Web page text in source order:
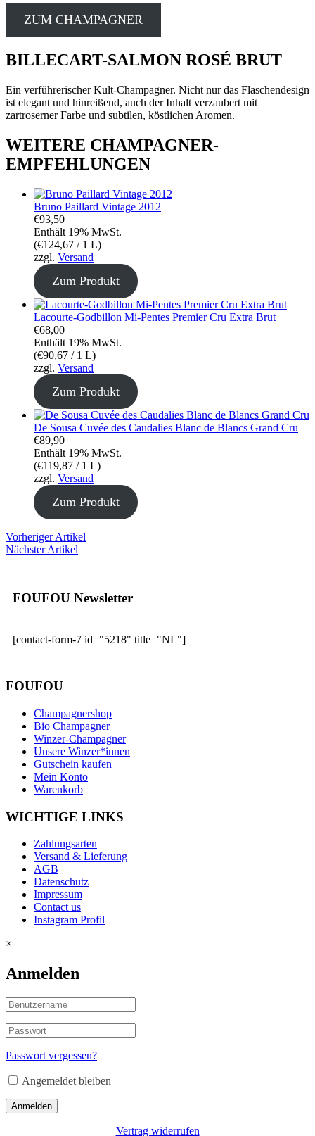
ZUM CHAMPAGNER
BILLECART-SALMON ROSÉ BRUT
Ein verführerischer Kult-Champagner. Nicht nur das Flaschendesign
ist elegant und hinreißend, auch der Inhalt verzaubert mit
zartroserner Farbe und subtilen, köstlichen Aromen.
WEITERE CHAMPAGNER-
EMPFEHLUNGEN
Bruno Paillard Vintage 2012
€93,50
Enthält 19% MwSt.
(€124,67 / 1 L)
zzgl. Versand
Zum Produkt
Lacourte-Godbillon Mi-Pentes Premier Cru Extra Brut
€68,00
Enthält 19% MwSt.
(€90,67 / 1 L)
zzgl. Versand
Zum Produkt
De Sousa Cuvée des Caudalies Blanc de Blancs Grand Cru
€89,90
Enthält 19% MwSt.
(€119,87 / 1 L)
zzgl. Versand
Zum Produkt
Vorheriger Artikel
Nächster Artikel
FOUFOU Newsletter
[contact-form-7 id="5218" title="NL"]
FOUFOU
Champagnershop
Bio Champagner
Winzer-Champagner
Unsere Winzer*innen
Gutschein kaufen
Mein Konto
Warenkorb
WICHTIGE LINKS
Zahlungsarten
Versand & Lieferung
AGB
Datenschutz
Impressum
Contact us
Instagram Profil
×
Anmelden
Passwort vergessen?
Angemeldet bleiben
Anmelden
Vertrag widerrufen